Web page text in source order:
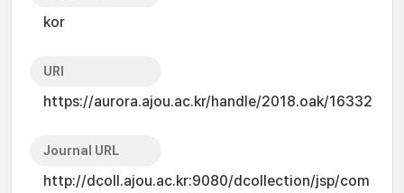
kor
URI
https://aurora.ajou.ac.kr/handle/2018.oak/16332
Journal URL
http://dcoll.ajou.ac.kr:9080/dcollection/jsp/com